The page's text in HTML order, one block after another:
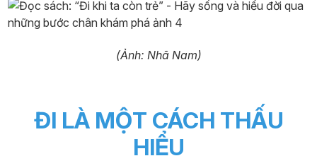
(Ảnh: Nhã Nam)
ĐI LÀ MỘT CÁCH THẤU
HIỂU